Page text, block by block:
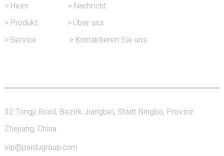
> Heim > Nachricht
> Produkt > Über uns
> Service > Kontaktieren Sie uns
32 Tongji Road, Bezirk Jiangbei, Stadt Ningbo, Provinz
Zhejiang, China
vip@paidugroup.com